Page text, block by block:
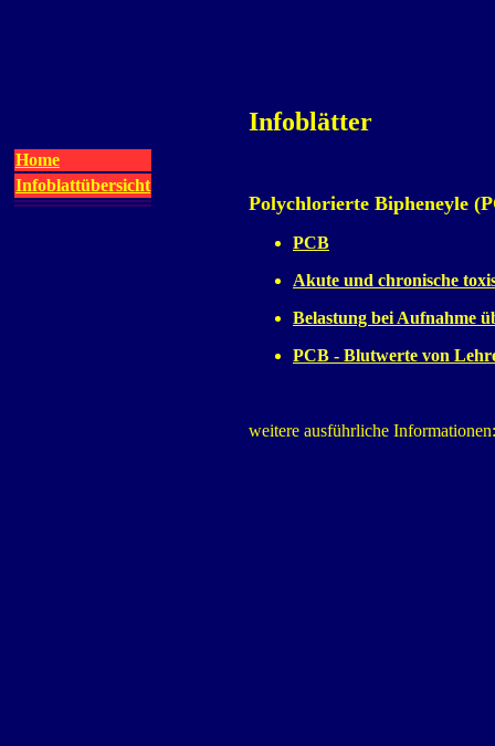
Home
Infoblattübersicht
Infoblätter
Polychlorierte Bipheneyle
PCB
Akute und chronische
Belastung bei Aufnahme
PCB - Blutwerte von
weitere ausführliche